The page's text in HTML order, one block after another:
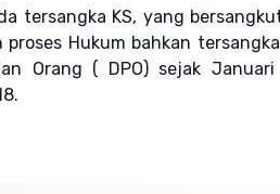
tersangka KS, yang
Hukum bahkan
Orang ( DPO) sejak